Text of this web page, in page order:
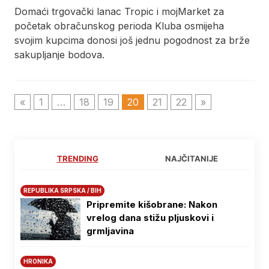
Domaći trgovački lanac Tropic i mojMarket za
početak obračunskog perioda Kluba osmijeha
svojim kupcima donosi još jednu pogodnost za brže
sakupljanje bodova.
« 1 … 18 19 20 21 22 »
TRENDING NAJČITANIJE
REPUBLIKA SRPSKA / BIH
Pripremite kišobrane: Nakon
vrelog dana stižu pljuskovi i
grmljavina
HRONIKA